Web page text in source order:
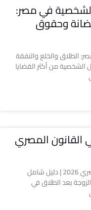
في مصر:
وحقوق
الطلاق والخلع والنفقة
الشخصية من أكثر القضايا
القانون المصري
حقوق الزوجة بعد الطلاق في القانون المصري 2026 | دليل شامل
بعد الطلاق في